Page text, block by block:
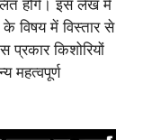
होंगे। इस लेख में
के विषय में विस्तार से
किशोरियों
महत्वपूर्ण